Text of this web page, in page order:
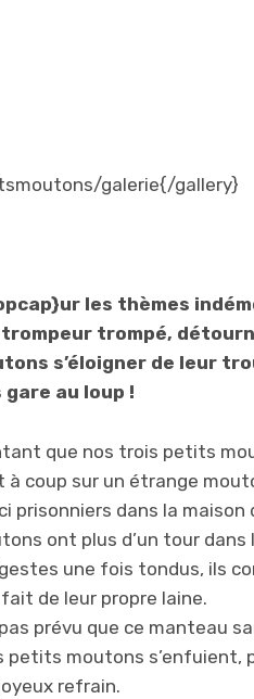
galerie{/gallery}
les thèmes
trompé,
s’éloigner de leur
gare au loup !
que nos trois petits
coup sur un étrange
prisonniers dans la maison
ont plus d’un tour dans
une fois tondus, ils
de leur propre laine.
prévu que ce manteau
petits moutons s’enfuient,
refrain.